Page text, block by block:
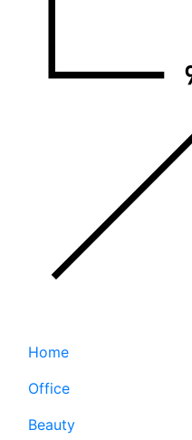
Home
Office
Beauty